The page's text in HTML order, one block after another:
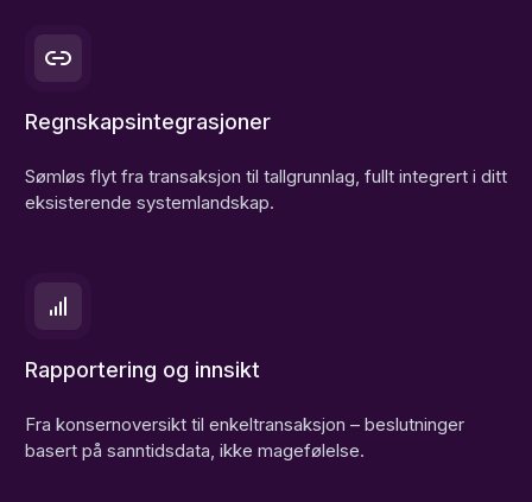
Regnskapsintegrasjoner
Sømløs flyt fra transaksjon til tallgrunnlag, fullt integrert i ditt
eksisterende systemlandskap.
Rapportering og innsikt
Fra konsernoversikt til enkeltransaksjon – beslutninger
basert på sanntidsdata, ikke magefølelse.